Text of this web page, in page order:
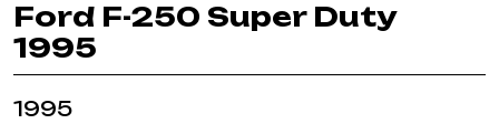
Ford F-250 Super Duty
1995
1995